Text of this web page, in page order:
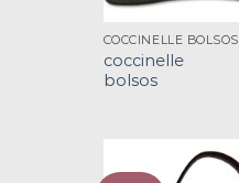
COCCINELLE BOLSOS
coccinelle
bolsos